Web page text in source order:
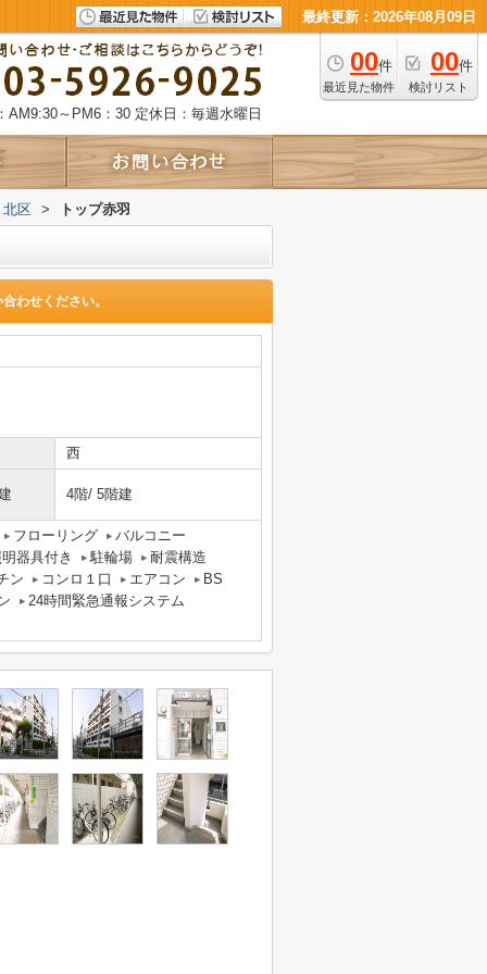
最終更新：2026年08月09日
00件
最近見た物件
00件
検討リスト
AM9:30～PM6：30 定休日：毎週水曜日
北区 > トップ赤羽
わせください。
西
4階/ 5階建
フローリング
バルコニー
器具付き
駐輪場
耐震構造
ン
コンロ１口 エアコン
BS
24時間緊急通報システム